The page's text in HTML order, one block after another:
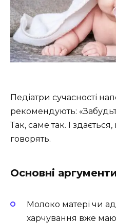
Педіатри сучасності
рекомендують:
Так, саме так. І
говорять.
Основні
Молоко матері чи
харчування вже